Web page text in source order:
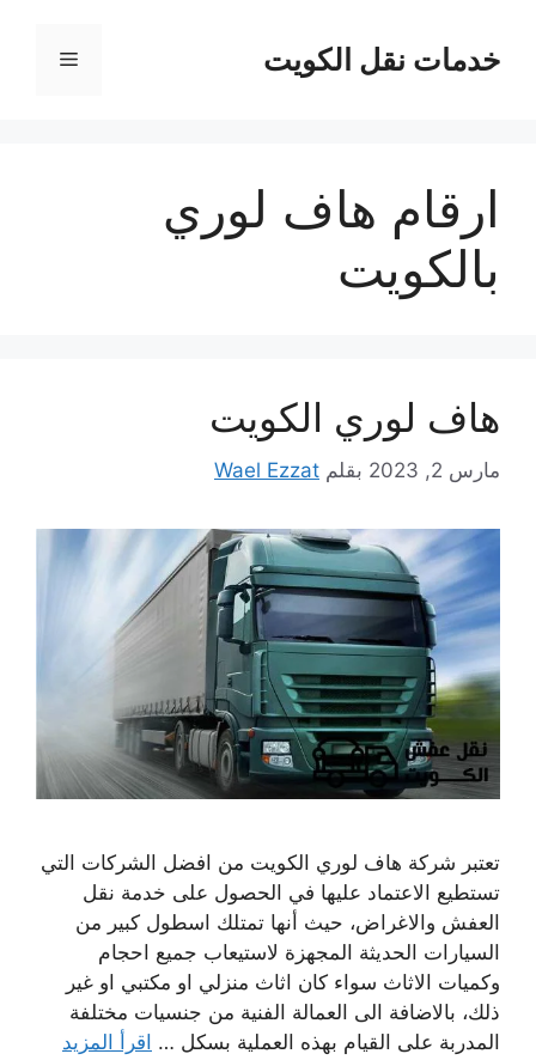
المحتوىخدمات نقل الكويت القائمة
ارقام هاف لوري
بالكويت
هاف لوري الكويت
مارس 2, 2023 بقلم Wael Ezzat
تعتبر شركة هاف لوري الكويت من افضل الشركات التي
تستطيع الاعتماد عليها في الحصول على خدمة نقل
العفش والاغراض، حيث أنها تمتلك اسطول كبير من
السيارات الحديثة المجهزة لاستيعاب جميع احجام
وكميات الاثاث سواء كان اثاث منزلي او مكتبي او غير
ذلك، بالاضافة الى العمالة الفنية من جنسيات مختلفة
المدربة على القيام بهذه العملية بسكل … اقرأ المزيد